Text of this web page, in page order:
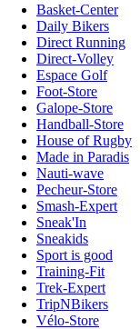
Basket-Center
Daily Bikers
Direct Running
Direct-Volley
Espace Golf
Foot-Store
Galope-Store
Handball-Store
House of Rugby
Made in Paradis
Nauti-wave
Pecheur-Store
Smash-Expert
Sneak'In
Sneakids
Sport is good
Training-Fit
Trek-Expert
TripNBikers
Vélo-Store